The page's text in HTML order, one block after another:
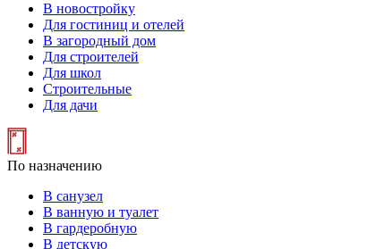
В новостройку
Для гостиниц и отелей
В загородный дом
Для строителей
Для школ
Строительные
Для дачи
По назначению
В санузел
В ванную и туалет
В гардеробную
В детскую